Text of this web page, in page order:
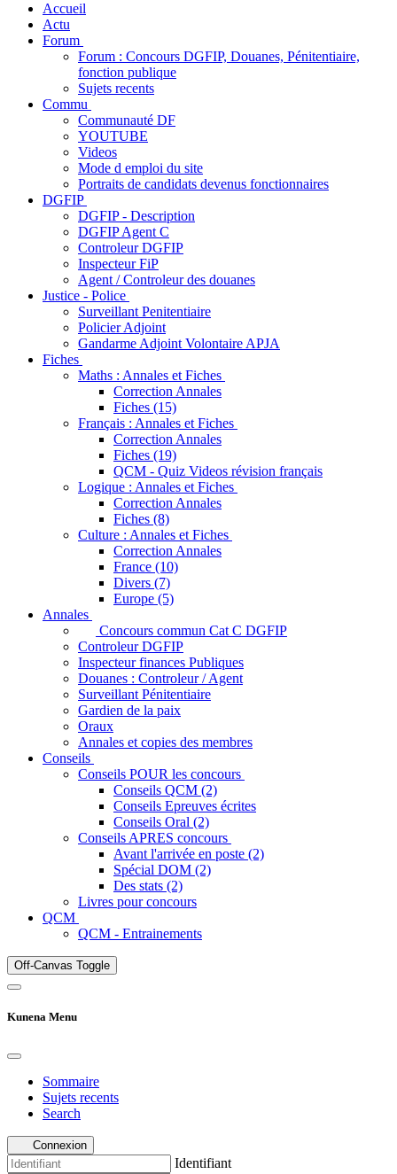
Accueil
Actu
Forum
Forum : Concours DGFIP, Douanes, Pénitentiaire,
fonction publique
Sujets recents
Commu
Communauté DF
YOUTUBE
Videos
Mode d emploi du site
Portraits de candidats devenus fonctionnaires
DGFIP
DGFIP - Description
DGFIP Agent C
Controleur DGFIP
Inspecteur FiP
Agent / Controleur des douanes
Justice - Police
Surveillant Penitentiaire
Policier Adjoint
Gandarme Adjoint Volontaire APJA
Fiches
Maths : Annales et Fiches
Correction Annales
Fiches (15)
Français : Annales et Fiches
Correction Annales
Fiches (19)
QCM - Quiz Videos révision français
Logique : Annales et Fiches
Correction Annales
Fiches (8)
Culture : Annales et Fiches
Correction Annales
France (10)
Divers (7)
Europe (5)
Annales
Concours commun Cat C DGFIP
Controleur DGFIP
Inspecteur finances Publiques
Douanes : Controleur / Agent
Surveillant Pénitentiaire
Gardien de la paix
Oraux
Annales et copies des membres
Conseils
Conseils POUR les concours
Conseils QCM (2)
Conseils Epreuves écrites
Conseils Oral (2)
Conseils APRES concours
Avant l'arrivée en poste (2)
Spécial DOM (2)
Des stats (2)
Livres pour concours
QCM
QCM - Entrainements
Off-Canvas Toggle
Kunena Menu
Sommaire
Sujets recents
Search
Connexion
Identifiant